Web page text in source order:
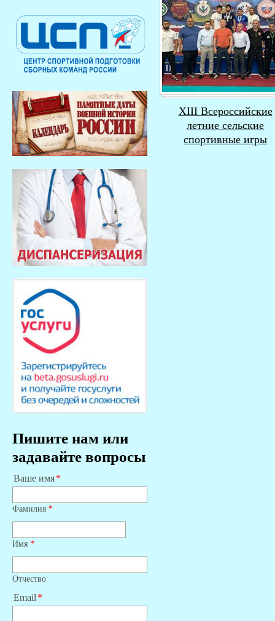
Пишите нам или
задавайте вопросы
Ваше имя
Фамилия *
Имя *
Отчество
Email
XIII Всероссийские
летние сельские
спортивные игры